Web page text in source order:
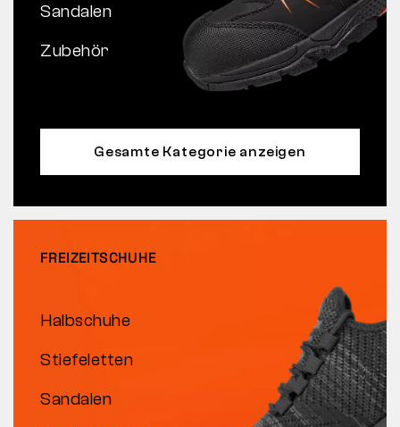
Sandalen
Zubehör
Gesamte Kategorie anzeigen
FREIZEITSCHUHE
Halbschuhe
Stiefeletten
Sandalen